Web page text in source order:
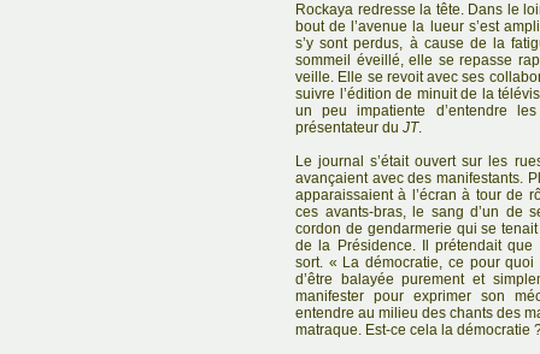
Rockaya redresse la tête. Dans le
bout de l’avenue la lueur s’est
s’y sont perdus, à cause de la
sommeil éveillé, elle se repasse
veille. Elle se revoit avec ses
suivre l’édition de minuit de la
un peu impatiente d’entendre
présentateur du JT.
Le journal s’était ouvert sur les
avançaient avec des manifestants.
apparaissaient à l’écran à tour de
ces avants-bras, le sang d’un de
cordon de gendarmerie qui se
de la Présidence. Il prétendait
sort. « La démocratie, ce pour
d’être balayée purement et
manifester pour exprimer son
entendre au milieu des chants des
matraque. Est-ce cela la démocratie